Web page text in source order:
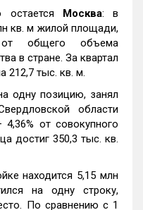
остается Москва: в
кв. м жилой площади,
от общего объема
в стране. За квартал
212,7 тыс. кв. м.
одну позицию, занял
области
от совокупного
достиг 350,3 тыс. кв.
находится 5,15 млн
на одну строку,
По сравнению с 1